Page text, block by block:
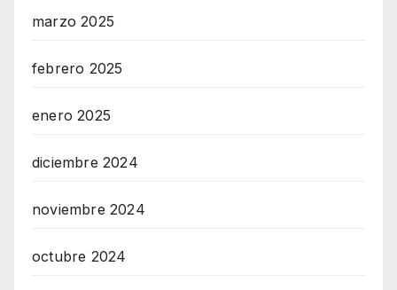
marzo 2025
febrero 2025
enero 2025
diciembre 2024
noviembre 2024
octubre 2024